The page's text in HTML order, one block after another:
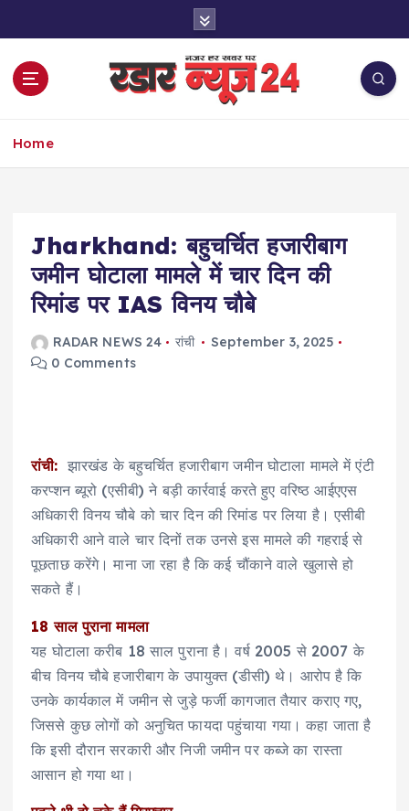
Home
Jharkhand: बहुचर्चित हजारीबाग
जमीन घोटाला मामले में चार दिन की
रिमांड पर IAS विनय चौबे
RADAR NEWS 24 रांची
September 3, 2025
0 Comments
रांची: झारखंड के बहुचर्चित हजारीबाग जमीन घोटाला मामले में एंटी
करप्शन ब्यूरो (एसीबी) ने बड़ी कार्रवाई करते हुए वरिष्ठ आईएएस
अधिकारी विनय चौबे को चार दिन की रिमांड पर लिया है। एसीबी
अधिकारी आने वाले चार दिनों तक उनसे इस मामले की गहराई से
पूछताछ करेंगे। माना जा रहा है कि कई चौंकाने वाले खुलासे हो
सकते हैं।
18 साल पुराना मामला
यह घोटाला करीब 18 साल पुराना है। वर्ष 2005 से 2007 के
बीच विनय चौबे हजारीबाग के उपायुक्त (डीसी) थे। आरोप है कि
उनके कार्यकाल में जमीन से जुड़े फर्जी कागजात तैयार कराए गए,
जिससे कुछ लोगों को अनुचित फायदा पहुंचाया गया। कहा जाता है
कि इसी दौरान सरकारी और निजी जमीन पर कब्जे का रास्ता
आसान हो गया था।